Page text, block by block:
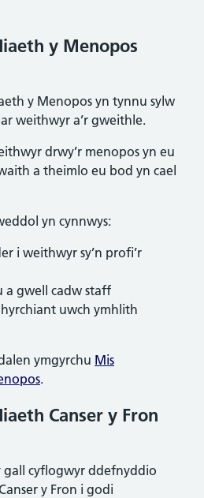
y Menopos
y Menopos yn tynnu sylw
weithwyr a’r gweithle.
drwy’r menopos yn eu
a theimlo eu bod yn cael
yn cynnwys:
i weithwyr sy’n profi’r
a gwell cadw staff
uwch ymhlith
ymgyrchu Mis
.
Canser y Fron
gall cyflogwyr ddefnyddio
y Fron i godi